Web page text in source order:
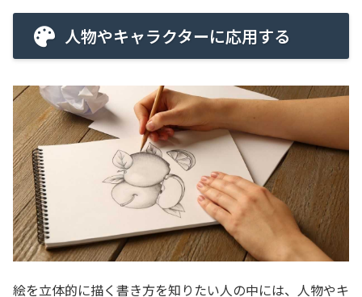
人物やキャラクターに応用する
絵を立体的に描く書き方を知りたい人の中には、人物やキ